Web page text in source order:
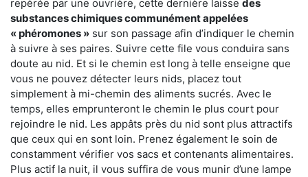
repérée par une ouvrière, cette dernière laisse des
substances chimiques communément appelées
« phéromones » sur son passage afin d’indiquer le chemin
à suivre à ses paires. Suivre cette file vous conduira sans
doute au nid. Et si le chemin est long à telle enseigne que
vous ne pouvez détecter leurs nids, placez tout
simplement à mi-chemin des aliments sucrés. Avec le
temps, elles emprunteront le chemin le plus court pour
rejoindre le nid. Les appâts près du nid sont plus attractifs
que ceux qui en sont loin. Prenez également le soin de
constamment vérifier vos sacs et contenants alimentaires.
Plus actif la nuit, il vous suffira de vous munir d’une lampe